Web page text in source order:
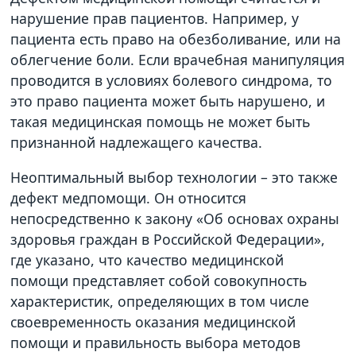
нарушение прав пациентов. Например, у
пациента есть право на обезболивание, или на
облегчение боли. Если врачебная манипуляция
проводится в условиях болевого синдрома, то
это право пациента может быть нарушено, и
такая медицинская помощь не может быть
признанной надлежащего качества.
Неоптимальный выбор технологии – это также
дефект медпомощи. Он относится
непосредственно к закону «Об основах охраны
здоровья граждан в Российской Федерации»,
где указано, что качество медицинской
помощи представляет собой совокупность
характеристик, определяющих в том числе
своевременность оказания медицинской
помощи и правильность выбора методов